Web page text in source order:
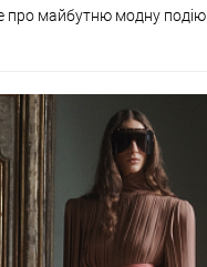
про майбутню модну подію